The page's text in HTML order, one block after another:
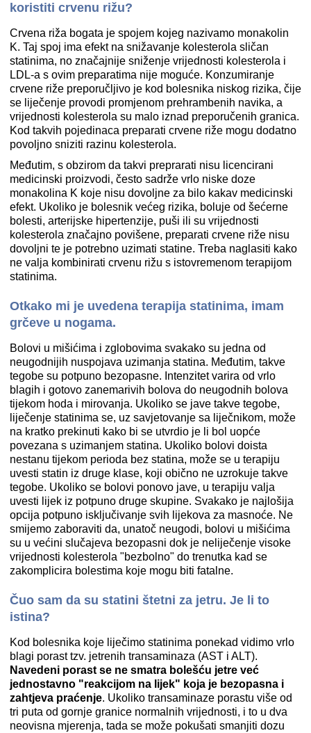
koristiti crvenu rižu?
Crvena riža bogata je spojem kojeg nazivamo monakolin
K. Taj spoj ima efekt na snižavanje kolesterola sličan
statinima, no značajnije sniženje vrijednosti kolesterola i
LDL-a s ovim preparatima nije moguće. Konzumiranje
crvene riže preporučljivo je kod bolesnika niskog rizika, čije
se liječenje provodi promjenom prehrambenih navika, a
vrijednosti kolesterola su malo iznad preporučenih granica.
Kod takvih pojedinaca preparati crvene riže mogu dodatno
povoljno sniziti razinu kolesterola.
Međutim, s obzirom da takvi preprarati nisu licencirani
medicinski proizvodi, često sadrže vrlo niske doze
monakolina K koje nisu dovoljne za bilo kakav medicinski
efekt. Ukoliko je bolesnik većeg rizika, boluje od šećerne
bolesti, arterijske hipertenzije, puši ili su vrijednosti
kolesterola značajno povišene, preparati crvene riže nisu
dovoljni te je potrebno uzimati statine. Treba naglasiti kako
ne valja kombinirati crvenu rižu s istovremenom terapijom
statinima.
Otkako mi je uvedena terapija statinima, imam
grčeve u nogama.
Bolovi u mišićima i zglobovima svakako su jedna od
neugodnijih nuspojava uzimanja statina. Međutim, takve
tegobe su potpuno bezopasne. Intenzitet varira od vrlo
blagih i gotovo zanemarivih bolova do neugodnih bolova
tijekom hoda i mirovanja. Ukoliko se jave takve tegobe,
liječenje statinima se, uz savjetovanje sa liječnikom, može
na kratko prekinuti kako bi se utvrdio je li bol uopće
povezana s uzimanjem statina. Ukoliko bolovi doista
nestanu tijekom perioda bez statina, može se u terapiju
uvesti statin iz druge klase, koji obično ne uzrokuje takve
tegobe. Ukoliko se bolovi ponovo jave, u terapiju valja
uvesti lijek iz potpuno druge skupine. Svakako je najlošija
opcija potpuno isključivanje svih lijekova za masnoće. Ne
smijemo zaboraviti da, unatoč neugodi, bolovi u mišićima
su u većini slučajeva bezopasni dok je neliječenje visoke
vrijednosti kolesterola "bezbolno" do trenutka kad se
zakomplicira bolestima koje mogu biti fatalne.
Čuo sam da su statini štetni za jetru. Je li to
istina?
Kod bolesnika koje liječimo statinima ponekad vidimo vrlo
blagi porast tzv. jetrenih transaminaza (AST i ALT).
Navedeni porast se ne smatra bolešću jetre već
jednostavno "reakcijom na lijek" koja je bezopasna i
zahtjeva praćenje. Ukoliko transaminaze porastu više od
tri puta od gornje granice normalnih vrijednosti, i to u dva
neovisna mjerenja, tada se može pokušati smanjiti dozu